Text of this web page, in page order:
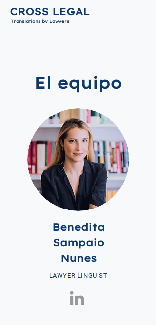
Translations by Lawyers
CROSS LEGAL
El equipo
Benedita
Sampaio
Nunes
LAWYER-LINGUIST